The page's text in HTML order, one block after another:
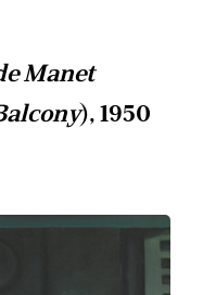
Manet
), 1950